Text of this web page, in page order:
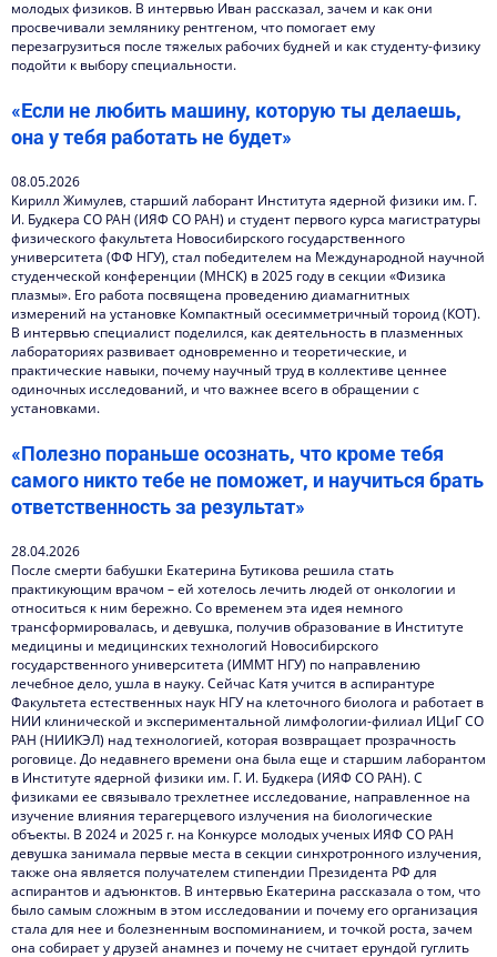
молодых физиков. В интервью Иван рассказал, зачем и как они
просвечивали землянику рентгеном, что помогает ему
перезагрузиться после тяжелых рабочих будней и как студенту-физику
подойти к выбору специальности.
«Если не любить машину, которую ты делаешь,
она у тебя работать не будет»
08.05.2026
Кирилл Жимулев, старший лаборант Института ядерной физики им. Г.
И. Будкера СО РАН (ИЯФ СО РАН) и студент первого курса магистратуры
физического факультета Новосибирского государственного
университета (ФФ НГУ), стал победителем на Международной научной
студенческой конференции (МНСК) в 2025 году в секции «Физика
плазмы». Его работа посвящена проведению диамагнитных
измерений на установке Компактный осесимметричный тороид (КОТ).
В интервью специалист поделился, как деятельность в плазменных
лабораториях развивает одновременно и теоретические, и
практические навыки, почему научный труд в коллективе ценнее
одиночных исследований, и что важнее всего в обращении с
установками.
«Полезно пораньше осознать, что кроме тебя
самого никто тебе не поможет, и научиться брать
ответственность за результат»
28.04.2026
После смерти бабушки Екатерина Бутикова решила стать
практикующим врачом – ей хотелось лечить людей от онкологии и
относиться к ним бережно. Со временем эта идея немного
трансформировалась, и девушка, получив образование в Институте
медицины и медицинских технологий Новосибирского
государственного университета (ИММТ НГУ) по направлению
лечебное дело, ушла в науку. Сейчас Катя учится в аспирантуре
Факультета естественных наук НГУ на клеточного биолога и работает в
НИИ клинической и экспериментальной лимфологии-филиал ИЦиГ СО
РАН (НИИКЭЛ) над технологией, которая возвращает прозрачность
роговице. До недавнего времени она была еще и старшим лаборантом
в Институте ядерной физики им. Г. И. Будкера (ИЯФ СО РАН). С
физиками ее связывало трехлетнее исследование, направленное на
изучение влияния терагерцевого излучения на биологические
объекты. В 2024 и 2025 г. на Конкурсе молодых ученых ИЯФ СО РАН
девушка занимала первые места в секции синхротронного излучения,
также она является получателем стипендии Президента РФ для
аспирантов и адъюнктов. В интервью Екатерина рассказала о том, что
было самым сложным в этом исследовании и почему его организация
стала для нее и болезненным воспоминанием, и точкой роста, зачем
она собирает у друзей анамнез и почему не считает ерундой гуглить